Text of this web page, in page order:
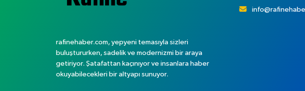
rafinehaber.com, yepyeni temasıyla sizleri
buluştururken, sadelik ve modernizmi bir araya
getiriyor. Şatafattan kaçınıyor ve insanlara haber
okuyabilecekleri bir altyapı sunuyor.